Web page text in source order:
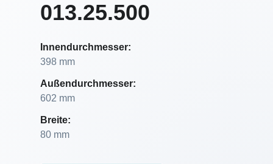
013.25.500
Innendurchmesser:
398 mm
Außendurchmesser:
602 mm
Breite:
80 mm